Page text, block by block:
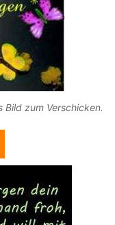
Bild zum Verschicken.